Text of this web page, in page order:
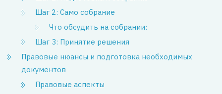
Шаг 2: Само собрание
Что обсудить на собрании:
Шаг 3: Принятие решения
Правовые нюансы и подготовка необходимых
документов
Правовые аспекты